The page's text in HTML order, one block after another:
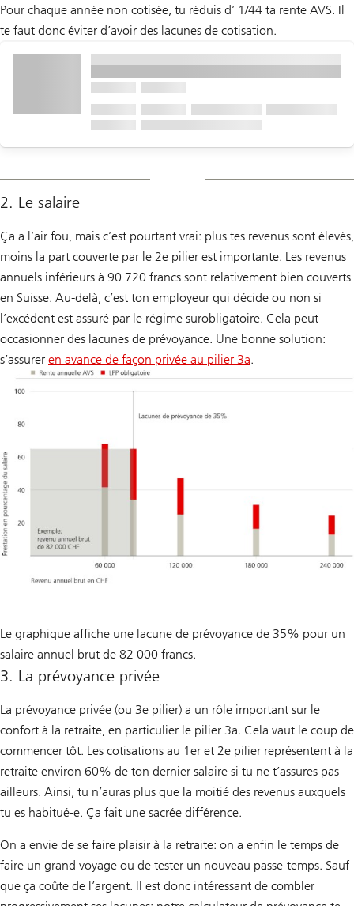
Pour chaque année non cotisée, tu réduis d’ 1/44 ta rente AVS. Il
te faut donc éviter d’avoir des lacunes de cotisation.
2. Le salaire
Ça a l’air fou, mais c’est pourtant vrai: plus tes revenus sont élevés,
moins la part couverte par le 2e pilier est importante. Les revenus
annuels inférieurs à 90 720 francs sont relativement bien couverts
en Suisse. Au-delà, c’est ton employeur qui décide ou non si
l’excédent est assuré par le régime surobligatoire. Cela peut
occasionner des lacunes de prévoyance. Une bonne solution:
s’assurer en avance de façon privée au pilier 3a.
Le graphique affiche une lacune de prévoyance de 35% pour un
salaire annuel brut de 82 000 francs.
3. La prévoyance privée
La prévoyance privée (ou 3e pilier) a un rôle important sur le
confort à la retraite, en particulier le pilier 3a. Cela vaut le coup de
commencer tôt. Les cotisations au 1er et 2e pilier représentent à la
retraite environ 60% de ton dernier salaire si tu ne t’assures pas
ailleurs. Ainsi, tu n’auras plus que la moitié des revenus auxquels
tu es habitué-e. Ça fait une sacrée différence.
On a envie de se faire plaisir à la retraite: on a enfin le temps de
faire un grand voyage ou de tester un nouveau passe-temps. Sauf
que ça coûte de l’argent. Il est donc intéressant de combler